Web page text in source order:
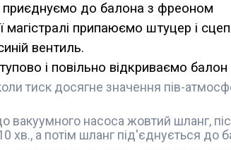
до балона з фреоном
магістралі припаюємо штуцер і
вентиль.
і повільно відкриваємо балон
тиск досягне значення пів-
вакуумного насоса жовтий шланг,
хв., а потім шланг під'єднується до